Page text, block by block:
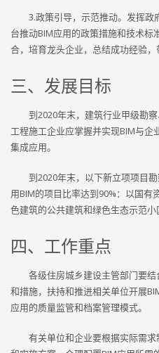
3.政策引导，示范推动。发挥
台推动BIM应用的政策措施和技术
合，培育龙头企业，总结成功经验，
三、发展目标
到2020年末，建筑行业甲级勘
工程施工企业应掌握并实现BIM与
集成应用。
到2020年末，以下新立项项目
用BIM的项目比率达到90%：以国
色建筑的公共建筑和绿色生态示范小
四、工作重点
各级住房城乡建设主管部门要
和措施，扶持和推进相关单位开展
应用的质量监管和档案管理模式。
有关单位和企业要根据实际需